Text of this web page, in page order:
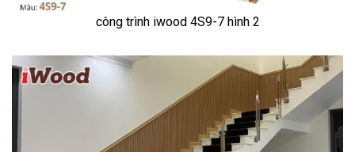
công trình iwood 4S9-7 hình 2